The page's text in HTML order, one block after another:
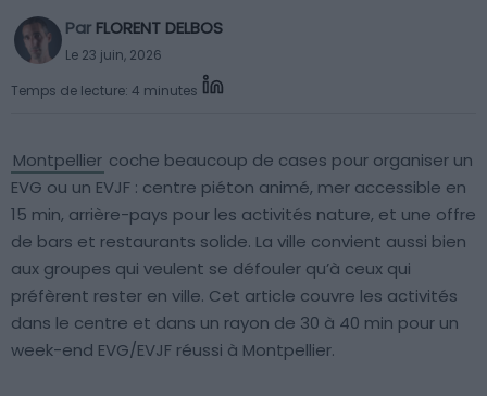
Par FLORENT DELBOS
Le 23 juin, 2026
Temps de lecture: 4 minutes
Montpellier coche beaucoup de cases pour organiser un
EVG ou un EVJF : centre piéton animé, mer accessible en
15 min, arrière-pays pour les activités nature, et une offre
de bars et restaurants solide. La ville convient aussi bien
aux groupes qui veulent se défouler qu’à ceux qui
préfèrent rester en ville. Cet article couvre les activités
dans le centre et dans un rayon de 30 à 40 min pour un
week-end EVG/EVJF réussi à Montpellier.